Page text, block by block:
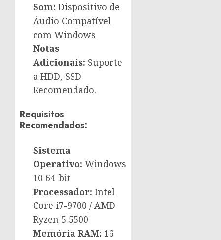
Som: Dispositivo de
Áudio Compatível
com Windows
Notas
Adicionais: Suporte
a HDD, SSD
Recomendado.
Requisitos
Recomendados:
Sistema
Operativo: Windows
10 64-bit
Processador: Intel
Core i7-9700 / AMD
Ryzen 5 5500
Memória RAM: 16